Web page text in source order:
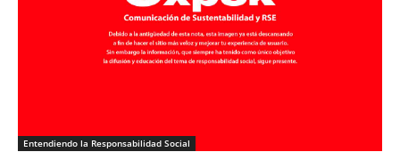
Entendiendo la Responsabilidad Social